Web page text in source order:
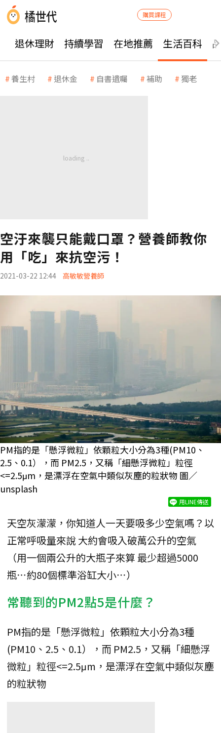
購買課程
退休理財 持續學習 在地推薦 生活百科
養生村 退休金 自書遺囑 補助 獨老
空汙來襲只能戴口罩？營養師教你
用「吃」來抗空污！
2021-03-22 12:44 高敏敏營養師
PM指的是「懸浮微粒」依顆粒大小分為3種(PM10、
2.5、0.1），而 PM2.5，又稱「細懸浮微粒」粒徑
<=2.5μm，是漂浮在空氣中類似灰塵的粒狀物 圖／
unsplash
用LINE傳送
天空灰濛濛，你知道人一天要吸多少空氣嗎？以
正常呼吸量來說 大約會吸入破萬公升的空氣
（用一個兩公升的大瓶子來算 最少超過5000
瓶⋯約80個標準浴缸大小⋯）
常聽到的PM2點5是什麼？
PM指的是「懸浮微粒」依顆粒大小分為3種
(PM10、2.5、0.1），而 PM2.5，又稱「細懸浮
微粒」粒徑<=2.5μm，是漂浮在空氣中類似灰塵
的粒狀物